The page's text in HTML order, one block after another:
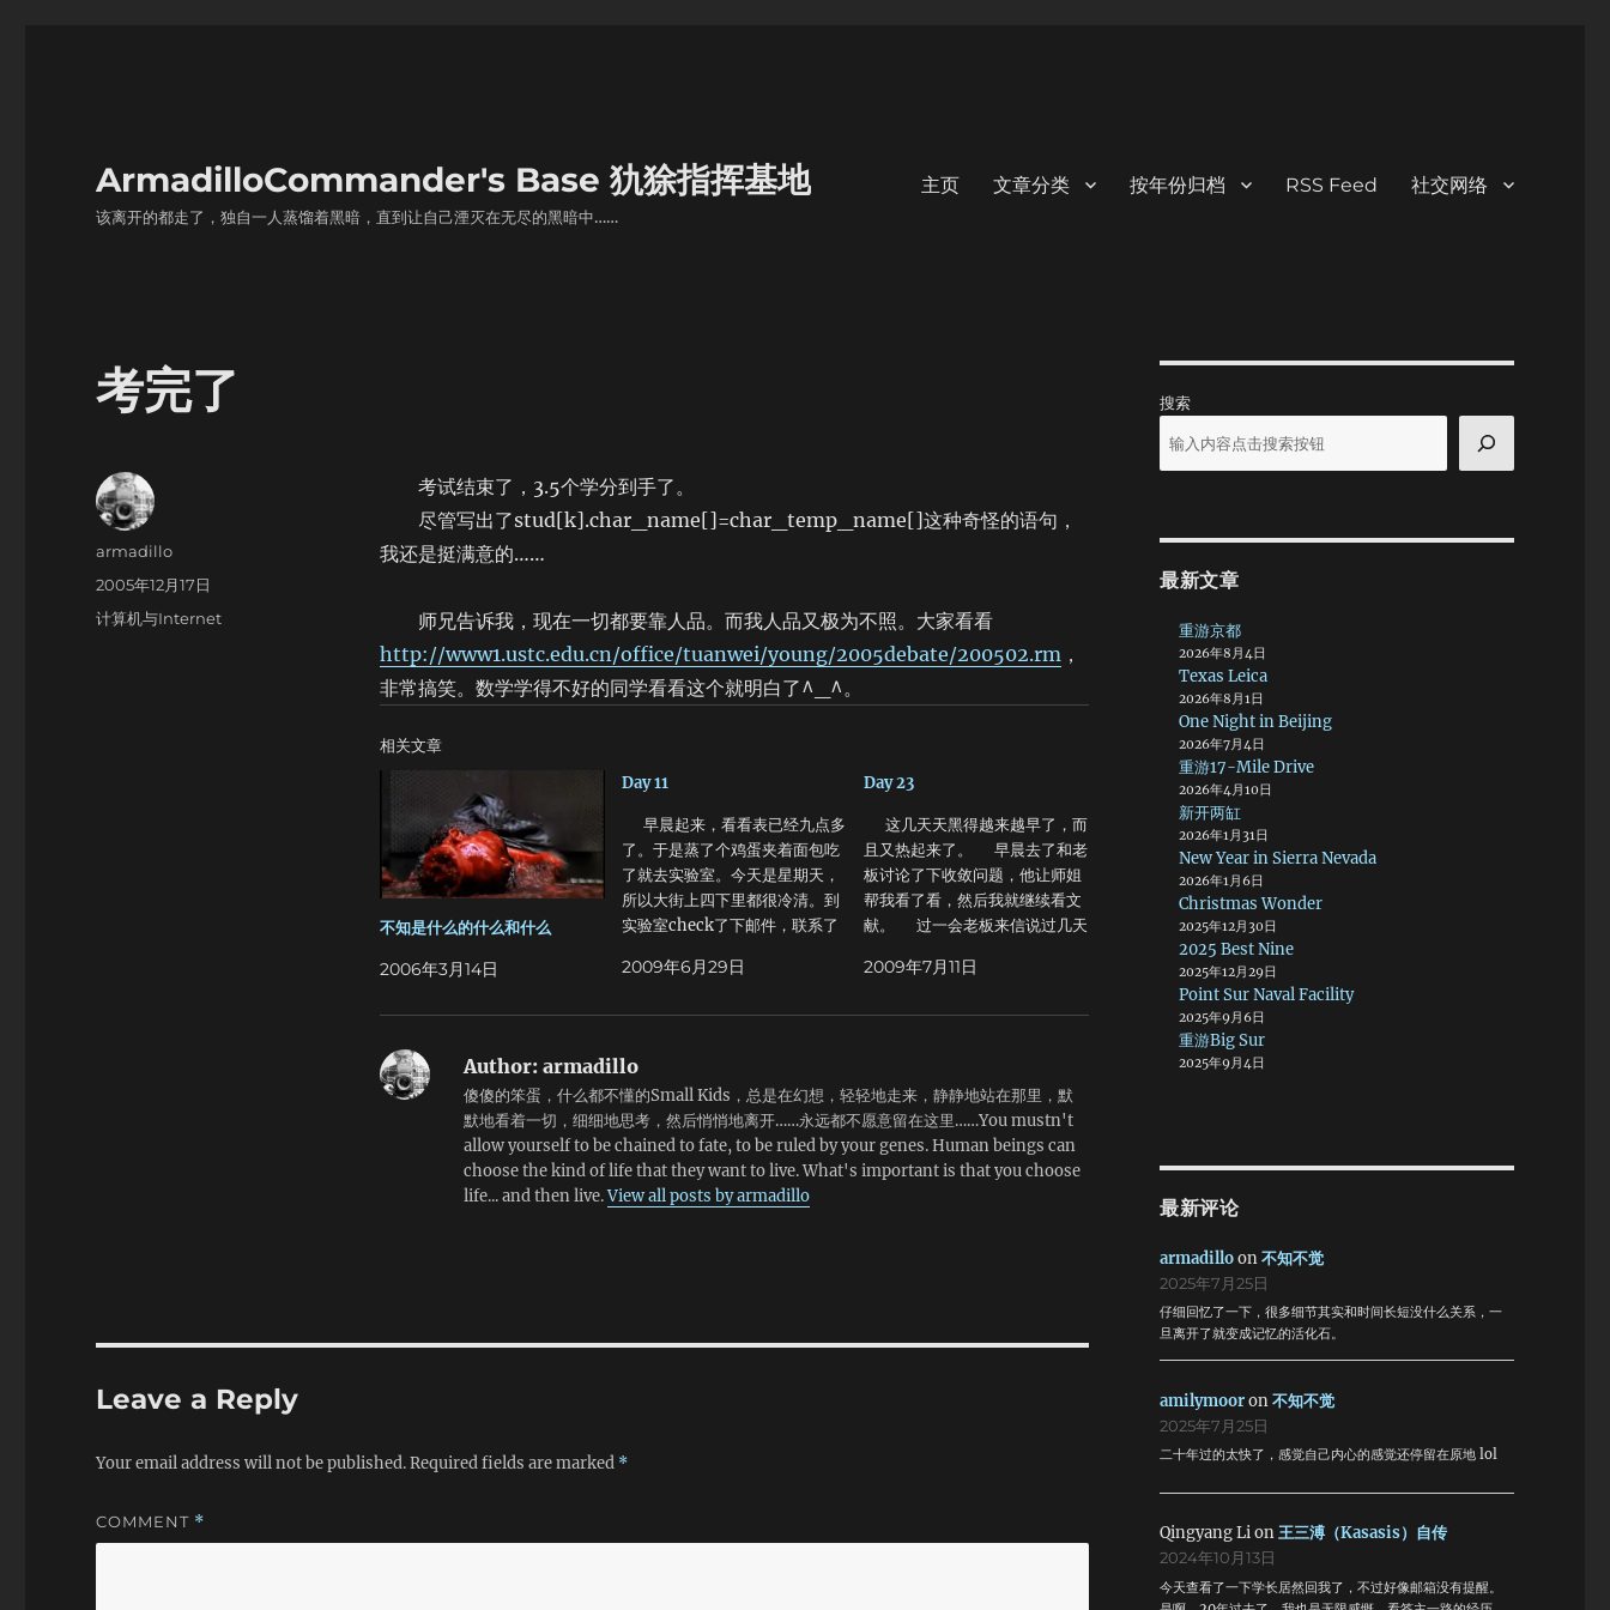
ArmadilloCommander's Base 犰狳指挥基地
该离开的都走了，独自一人蒸馏着黑暗，直到让自己湮灭在无尽的黑暗中……
主页 文章分类 按年份归档 RSS Feed 社交网络
考完了
考试结束了，3.5个学分到手了。
尽管写出了stud[k].char_name[]=char_temp_name[]这种奇怪的语句，
我还是挺满意的……
师兄告诉我，现在一切都要靠人品。而我人品又极为不照。大家看看
http://www1.ustc.edu.cn/office/tuanwei/young/2005debate/200502.rm，
非常搞笑。数学学得不好的同学看看这个就明白了^_^。
相关文章
不知是什么的什么和什么
2006年3月14日
Day 11
早晨起来，看看表已经九点多
了。于是蒸了个鸡蛋夹着面包吃
了就去实验室。今天是星期天，
所以大街上四下里都很冷清。到
实验室check了下邮件，联系了
就回去了。结果联系了下师姐她
呢？看看地图，发现在遥远的西
北方有个湖，貌似不算小，看了
看路差不多骑车一个半小时能
到，于是带上头盔背上地图和水
出发。 沿途风景还不错，特别
是Lincoln火车站，很荒凉很古
楼盖得高，更不是因为门口有冻
根湖得到的结论一致，虽然这个
2009年6月29日
Day 23
这几天天黑得越来越早了，而
且又热起来了。 早晨去了和老
板讨论了下收敛问题，他让师姐
帮我看了看，然后我就继续看文
献。 过一会老板来信说过几天
晨8点走，晚上9点回来。 我
去Union买了几支圆珠笔，发现
和国内价格差不多。 饿了拿着
一块钱跑到楼下自动售货机那里
买了一包迷你奥里奥。 下午师
回家做白斩鸡，这是地道的绍兴
2009年7月11日
Author:armadillo
傻傻的笨蛋，什么都不懂的Small Kids，总是在幻想，轻轻地走来，静静地站在那里，默
默地看着一切，细细地思考，然后悄悄地离开……永远都不愿意留在这里……You mustn't
allow yourself to be chained to fate, to be ruled by your genes. Human beings can
choose the kind of life that they want to live. What's important is that you choose
life... and then live.View all posts by armadillo
Author
armadillo
Posted
on
2005年12月17日
Categories
计算机与Internet
Leave a Reply
Your email address will not be published.Required fields are marked *
COMMENT *
搜索
最新文章
重游京都
2026年8月4日
Texas Leica
2026年8月1日
One Night in Beijing
2026年7月4日
重游17-Mile Drive
2026年4月10日
新开两缸
2026年1月31日
New Year in Sierra Nevada
2026年1月6日
Christmas Wonder
2025年12月30日
2025 Best Nine
2025年12月29日
Point Sur Naval Facility
2025年9月6日
重游Big Sur
2025年9月4日
最新评论
armadilloon不知不觉
2025年7月25日
仔细回忆了一下，很多细节其实和时间长短没什么关系，一
旦离开了就变成记忆的活化石。
amilymooron不知不觉
2025年7月25日
二十年过的太快了，感觉自己内心的感觉还停留在原地 lol
Qingyang Lion王三溥（Kasasis）自传
2024年10月13日
今天查看了一下学长居然回我了，不过好像邮箱没有提醒。